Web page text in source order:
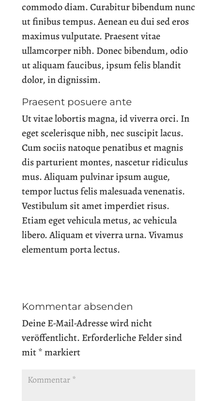
commodo diam. Curabitur bibendum nunc
ut finibus tempus. Aenean eu dui sed eros
maximus vulputate. Praesent vitae
ullamcorper nibh. Donec bibendum, odio
ut aliquam faucibus, ipsum felis blandit
dolor, in dignissim.
Praesent posuere ante
Ut vitae lobortis magna, id viverra orci. In
eget scelerisque nibh, nec suscipit lacus.
Cum sociis natoque penatibus et magnis
dis parturient montes, nascetur ridiculus
mus. Aliquam pulvinar ipsum augue,
tempor luctus felis malesuada venenatis.
Vestibulum sit amet imperdiet risus.
Etiam eget vehicula metus, ac vehicula
libero. Aliquam et viverra urna. Vivamus
elementum porta lectus.
Kommentar absenden
Deine E-Mail-Adresse wird nicht
veröffentlicht. Erforderliche Felder sind
mit*markiert